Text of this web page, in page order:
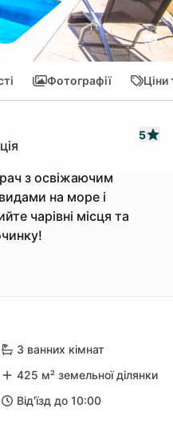
Фотографії Ціни
5
з освіжаючим
на море і
чарівні місця та
3 ванних кімнат
425 м² земельної ділянки
Від'їзд до 10:00